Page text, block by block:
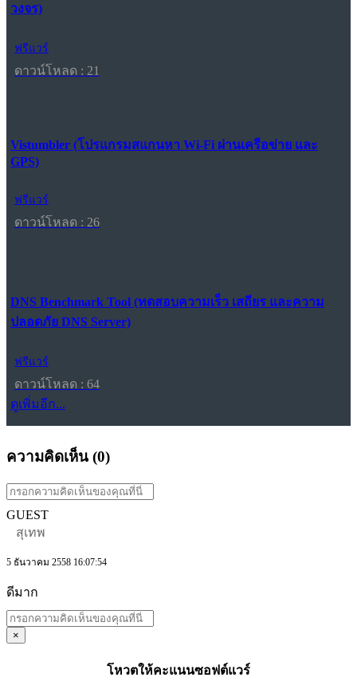
วงจร)
ฟรีแวร์
ดาวน์โหลด : 21
Vistumbler (โปรแกรมสแกนหา Wi-Fi ผ่านเครือข่าย และ
GPS)
ฟรีแวร์
ดาวน์โหลด : 26
DNS Benchmark Tool (ทดสอบความเร็ว เสถียร และความ
ปลอดภัย DNS Server)
ฟรีแวร์
ดาวน์โหลด : 64
ดูเพิ่มอีก...
ความคิดเห็น (0)
GUEST
สุเทพ
5 ธันวาคม 2558 16:07:54
ดีมาก
×
โหวตให้คะแนนซอฟต์แวร์